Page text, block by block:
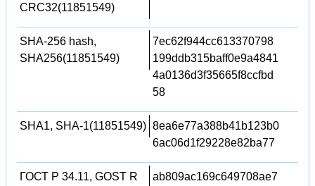
CRC32(11851549)
SHA-256 hash,
SHA256(11851549)
7ec62f944cc613370798
199ddb315baff0e9a4841
4a0136d3f35665f8ccfbd
58
SHA1, SHA-1(11851549) 8ea6e77a388b41b123b0
6ac06d1f29228e82ba77
ГОСТ Р 34.11, GOST R
ab809ac169c649708ae7